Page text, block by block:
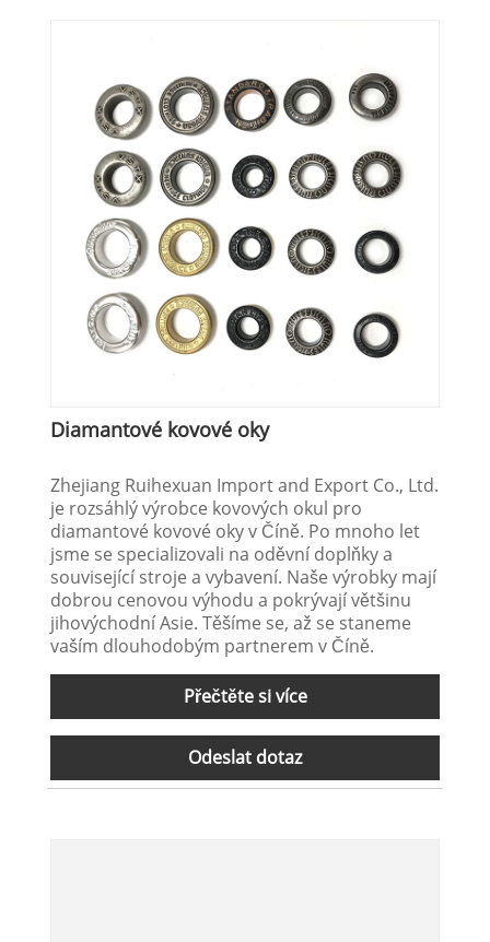
Diamantové kovové oky
Zhejiang Ruihexuan Import and Export Co., Ltd.
je rozsáhlý výrobce kovových okul pro
diamantové kovové oky v Číně. Po mnoho let
jsme se specializovali na oděvní doplňky a
související stroje a vybavení. Naše výrobky mají
dobrou cenovou výhodu a pokrývají většinu
jihovýchodní Asie. Těšíme se, až se staneme
vaším dlouhodobým partnerem v Číně.
Přečtěte si více
Odeslat dotaz